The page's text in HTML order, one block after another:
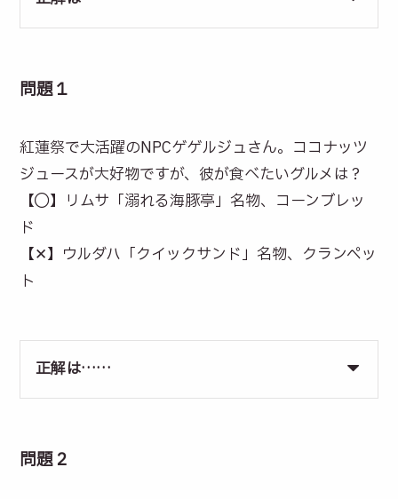
問題１
紅蓮祭で大活躍のNPCゲゲルジュさん。ココナッツ
ジュースが大好物ですが、彼が食べたいグルメは？
【◯】リムサ「溺れる海豚亭」名物、コーンブレッ
ド
【✕】ウルダハ「クイックサンド」名物、クランペッ
ト
正解は……
問題２